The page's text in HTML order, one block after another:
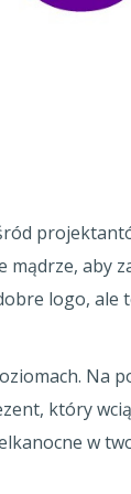
mądrze,
logo,
Na
który
w